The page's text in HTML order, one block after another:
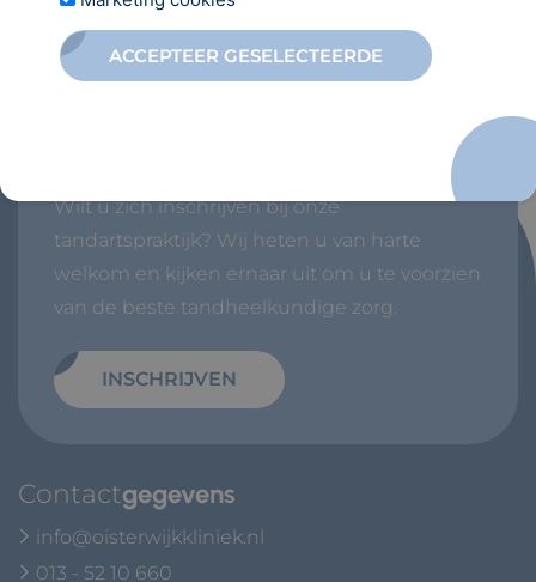
Wilt u zich inschrijven bij onze
tandartspraktijk? Wij heten u van harte
welkom en kijken ernaar uit om u te voorzien
van de beste tandheelkundige zorg.
INSCHRIJVEN
Contactgegevens
info@oisterwijkkliniek.nl
013 - 52 10 660
ACCEPTEER GESELECTEERDE